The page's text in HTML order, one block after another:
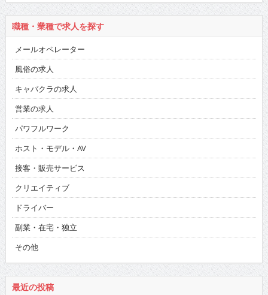
職種・業種で求人を探す
メールオペレーター
風俗の求人
キャバクラの求人
営業の求人
パワフルワーク
ホスト・モデル・AV
接客・販売サービス
クリエイティブ
ドライバー
副業・在宅・独立
その他
最近の投稿